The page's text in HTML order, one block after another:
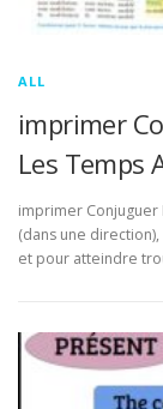
ALL
imprimer
Les Temps
imprimer Conjuguer
(dans une
et pour atteindre